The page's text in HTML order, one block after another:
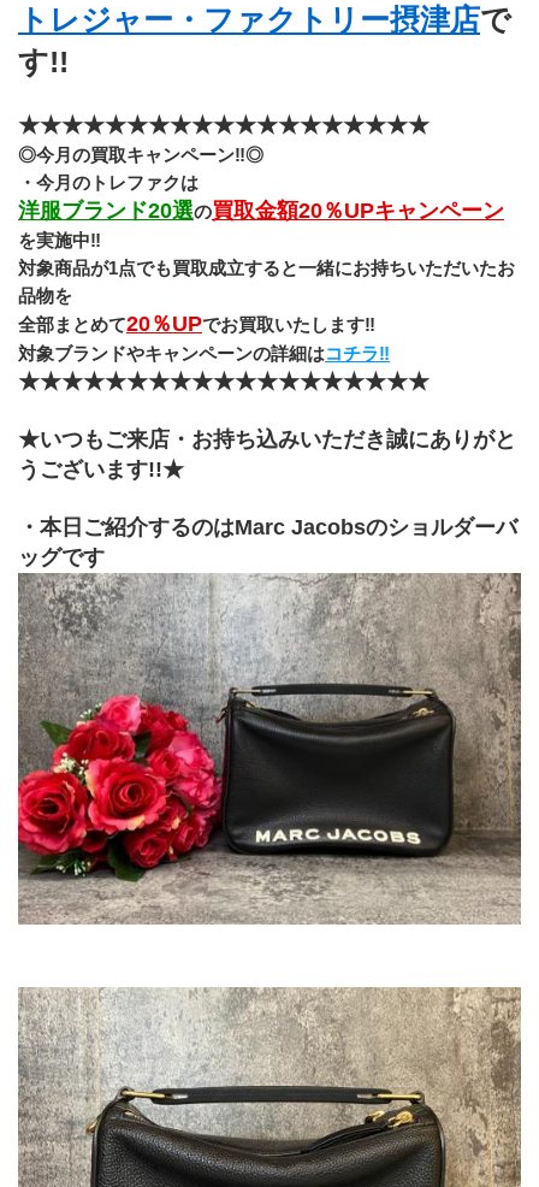
トレジャー・ファクトリー摂津店で
す!!
★★★★★★★★★★★★★★★★★★★
◎今月の買取キャンペーン‼◎
・今月のトレファクは
洋服ブランド20選の買取金額20％UPキャンペーン
を実施中‼
対象商品が1点でも買取成立すると一緒にお持ちいただいたお
品物を
全部まとめて20％UPでお買取いたします‼
対象ブランドやキャンペーンの詳細はコチラ‼
★★★★★★★★★★★★★★★★★★★
★いつもご来店・お持ち込みいただき誠にありがと
うございます!!★
・本日ご紹介するのはMarc Jacobsのショルダーバ
ッグです